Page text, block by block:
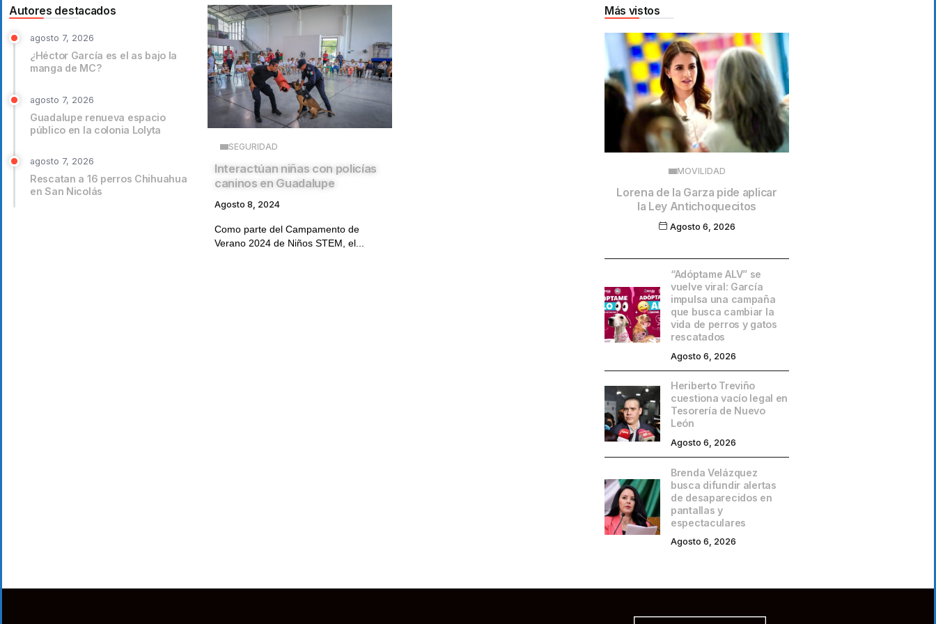
Autores destacados
agosto 7, 2026
¿Héctor García es el as bajo la
manga de MC?
agosto 7, 2026
Guadalupe renueva espacio
público en la colonia Lolyta
agosto 7, 2026
Rescatan a 16 perros Chihuahua
en San Nicolás
SEGURIDAD
Interactúan niñas con policías
caninos en Guadalupe
Agosto 8, 2024
Como parte del Campamento de
Verano 2024 de Niños STEM, el...
Más vistos
MOVILIDAD
Lorena de la Garza pide aplicar
la Ley Antichoquecitos
Agosto 6, 2026
“Adóptame ALV” se
vuelve viral: García
impulsa una campaña
que busca cambiar la
vida de perros y gatos
rescatados
Agosto 6, 2026
Heriberto Treviño
cuestiona vacío legal en
Tesorería de Nuevo
León
Agosto 6, 2026
Brenda Velázquez
busca difundir alertas
de desaparecidos en
pantallas y
espectaculares
Agosto 6, 2026